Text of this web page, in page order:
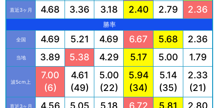
直近3ヶ月 4.68 3.36 3.18 2.40 2.79 2.36
勝率
全国 4.69 5.21 4.69 6.67 5.68 2.36
当地 3.89 5.38 4.29 5.17 5.00 1.79
波5cm上
7.00
(6)
4.61
(49)
5.00
(22)
5.94
(34)
5.14
(35)
2.33
(21)
直近3ヶ月 4.56 5.05 5.18 6.72 5.81 2.80